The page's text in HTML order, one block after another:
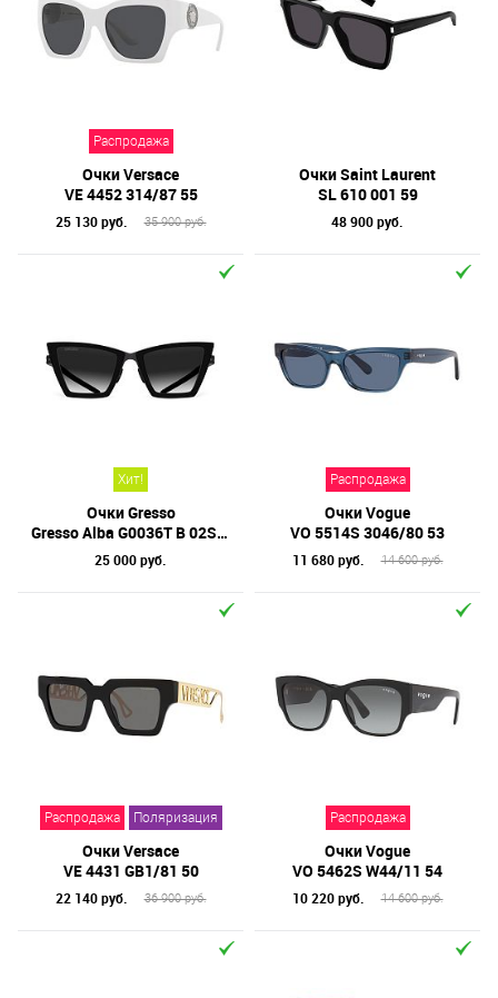
Распродажа
Очки Versace
VE 4452 314/87 55
25 130 руб. 35 900 руб.
Очки Saint Laurent
SL 610 001 59
48 900 руб.
Хит!
Очки Gresso
Gresso Alba G0036T B 02SZ01 53
25 000 руб.
Распродажа
Очки Vogue
VO 5514S 3046/80 53
11 680 руб. 14 600 руб.
Распродажа Поляризация
Очки Versace
VE 4431 GB1/81 50
22 140 руб. 36 900 руб.
Распродажа
Очки Vogue
VO 5462S W44/11 54
10 220 руб. 14 600 руб.